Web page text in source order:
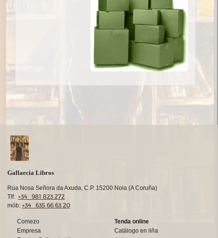
Gallaecia Libros
Rúa Nosa Señora da Axuda, C.P. 15200 Noia (A Coruña)
Tlf: +34 981 823 272
mób: +34 635 66 63 20
Comezo
Empresa
Tenda online
Catálogo en liña